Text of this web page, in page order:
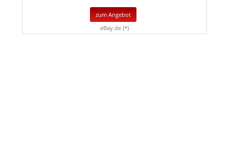
zum Angebot
eBay.de (*)